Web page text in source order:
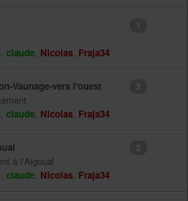
, claude, Nicolas, Fraja34
1
Vaunage-vers l'ouest
, claude, Nicolas, Fraja34
2
à l'Aigoual
, claude, Nicolas, Fraja34
2